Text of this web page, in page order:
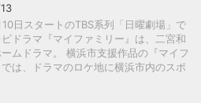
日スタートのTBS系列「日曜劇場」で
ドラマ『マイファミリー』は、二宮和
ムドラマ。 横浜市支援作品の『マイフ
では、ドラマのロケ地に横浜市内のスポ